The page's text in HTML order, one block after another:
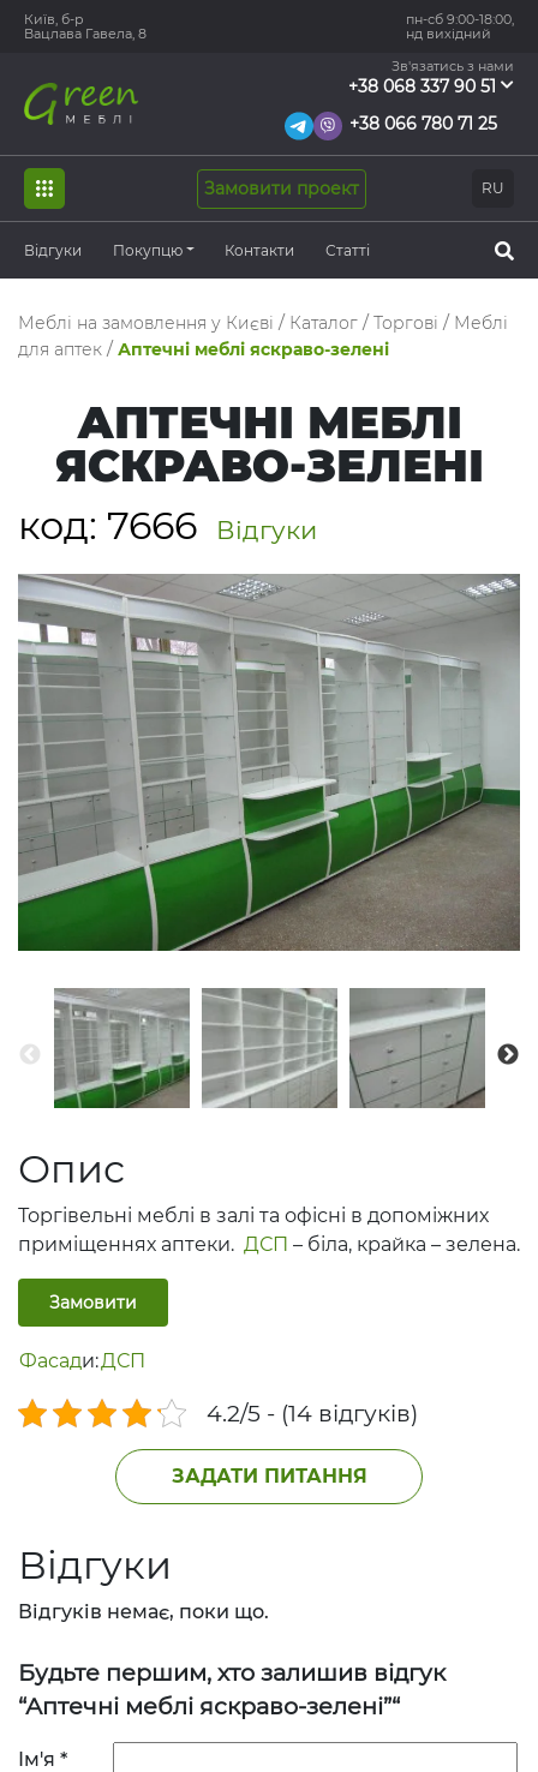
Київ, б-р
Вацлава Гавела, 8
пн-сб 9:00-18:00,
нд вихідний
Зв'язатись з нами
+38 068 337 90 51
+38 066 780 71 25
RU
Замовити проект
Відгуки Покупцю Контакти Статті
Меблі на замовлення у Києві / Каталог / Торгові / Меблі
для аптек / Аптечні меблі яскраво-зелені
АПТЕЧНІ МЕБЛІ
ЯСКРАВО-ЗЕЛЕНІ
код: 7666 Відгуки
Опис
Торгівельні меблі в залі та офісні в допоміжних
приміщеннях аптеки. ДСП – біла, крайка – зелена.
Замовити
Фасади:ДСП
4.2/5 - (14 відгуків)
ЗАДАТИ ПИТАННЯ
Відгуки
Відгуків немає, поки що.
Будьте першим, хто залишив відгук
“Аптечні меблі яскраво-зелені”“
Ім'я *